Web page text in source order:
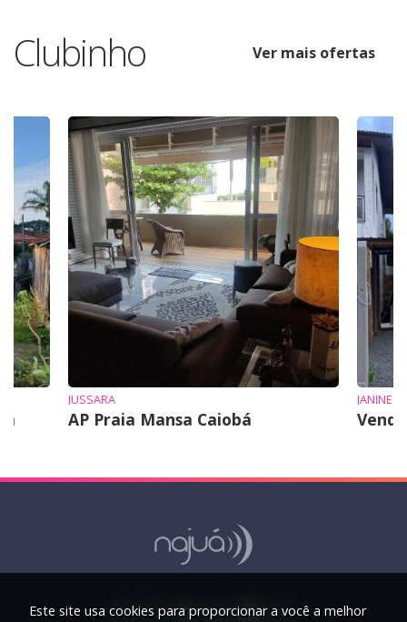
Clubinho Ver mais ofertas
JUSSARA
AP Praia Mansa Caiobá
JANINE
Este site usa cookies para proporcionar a você a melhor